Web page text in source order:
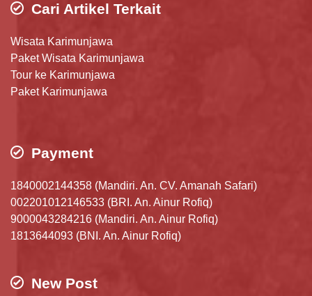
Cari Artikel Terkait
Wisata Karimunjawa
Paket Wisata Karimunjawa
Tour ke Karimunjawa
Paket Karimunjawa
Payment
1840002144358 (Mandiri. An. CV. Amanah Safari)
002201012146533 (BRI. An. Ainur Rofiq)
9000043284216 (Mandiri. An. Ainur Rofiq)
1813644093 (BNI. An. Ainur Rofiq)
New Post